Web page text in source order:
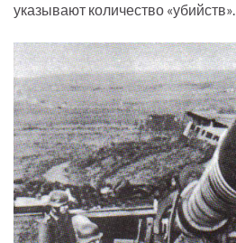
указывают количество «убийств».